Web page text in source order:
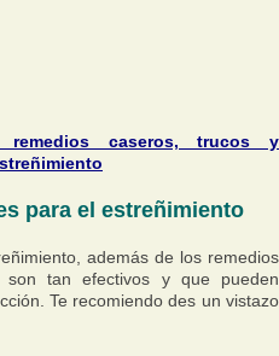
remedios caseros, trucos y
para el estreñimiento
además de los remedios
tan efectivos y que pueden
Te recomiendo des un vistazo